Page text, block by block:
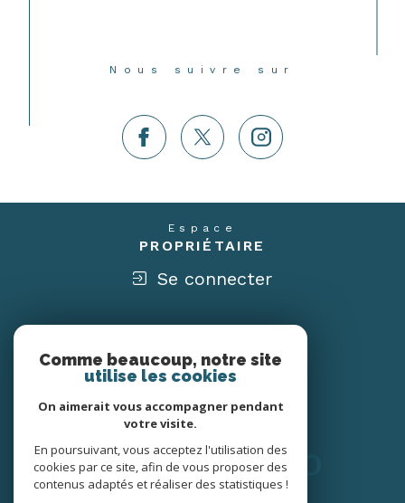
Nous suivre sur
Espace
PROPRIÉTAIRE
Se connecter
Nous
Comme beaucoup, notre site
utilise les cookies
On aimerait vous accompagner pendant
votre visite.
En poursuivant, vous acceptez l'utilisation des
cookies par ce site, afin de vous proposer des
contenus adaptés et réaliser des statistiques !